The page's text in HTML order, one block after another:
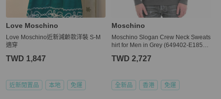
Love Moschino
Love Moschino近新減齡款洋裝 S-M
適穿
TWD 1,847
近新閒置品 本地 免運
Moschino
Moschino Slogan Crew Neck Sweats
hirt for Men in Grey (649402-E1851-
TWD 2,727
全新品 香港 免運